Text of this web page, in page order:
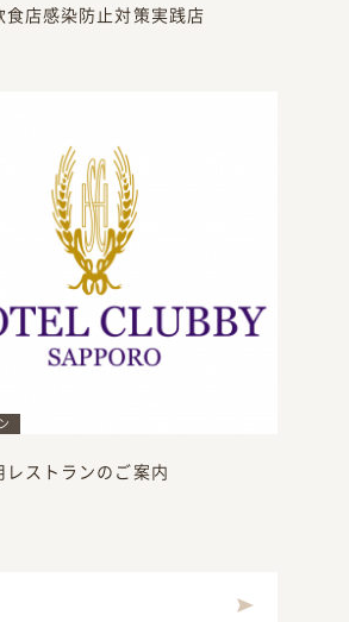
食店感染防止対策実践店
レストランのご案内